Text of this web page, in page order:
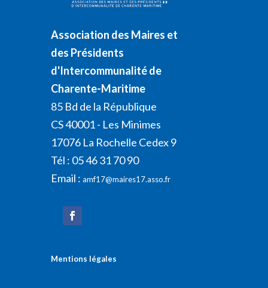
Association des Maires et
des Présidents
d'Intercommunalité de
Charente-Maritime
85 Bd de la République
CS 40001 - Les Minimes
17076 La Rochelle Cedex 9
Tél : 05 46 31 70 90
Email : amf17@maires17.asso.fr
Mentions légales